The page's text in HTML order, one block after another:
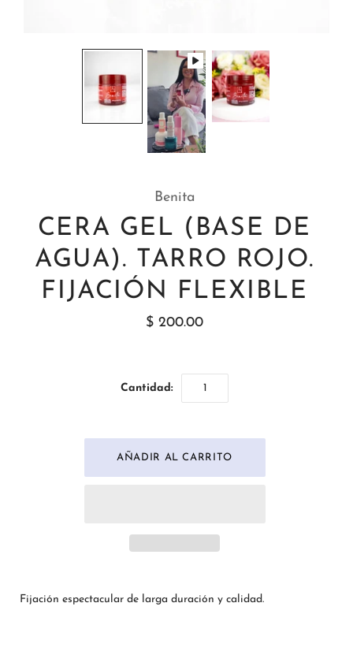
Benita
CERA GEL (BASE DE
AGUA). TARRO ROJO.
FIJACIÓN FLEXIBLE
$ 200.00
Cantidad:
Fijación espectacular de larga duración y calidad.